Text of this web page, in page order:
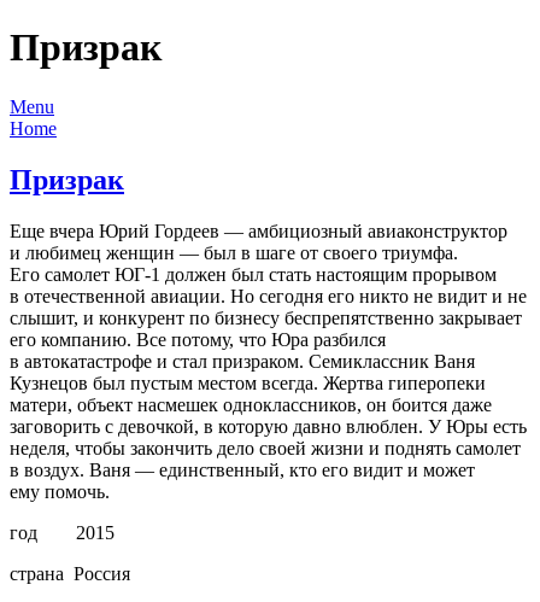
Призрак
Menu
Home
Призрак
Еще вчера Юрий Гордеев — амбициозный авиаконструктор
и любимец женщин — был в шаге от своего триумфа.
Его самолет ЮГ-1 должен был стать настоящим прорывом
в отечественной авиации. Но сегодня его никто не видит и не
слышит, и конкурент по бизнесу беспрепятственно закрывает
его компанию. Все потому, что Юра разбился
в автокатастрофе и стал призраком. Семиклассник Ваня
Кузнецов был пустым местом всегда. Жертва гиперопеки
матери, объект насмешек одноклассников, он боится даже
заговорить с девочкой, в которую давно влюблен. У Юры есть
неделя, чтобы закончить дело своей жизни и поднять самолет
в воздух. Ваня — единственный, кто его видит и может
ему помочь.
год 2015
страна Россия